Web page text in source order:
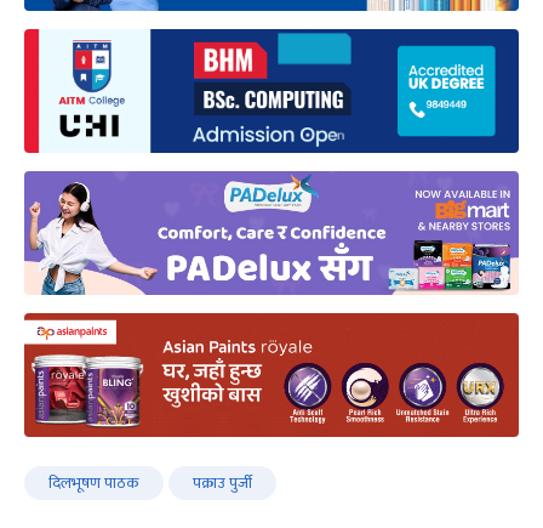
दिलभूषण पाठक पक्राउ पुर्जी